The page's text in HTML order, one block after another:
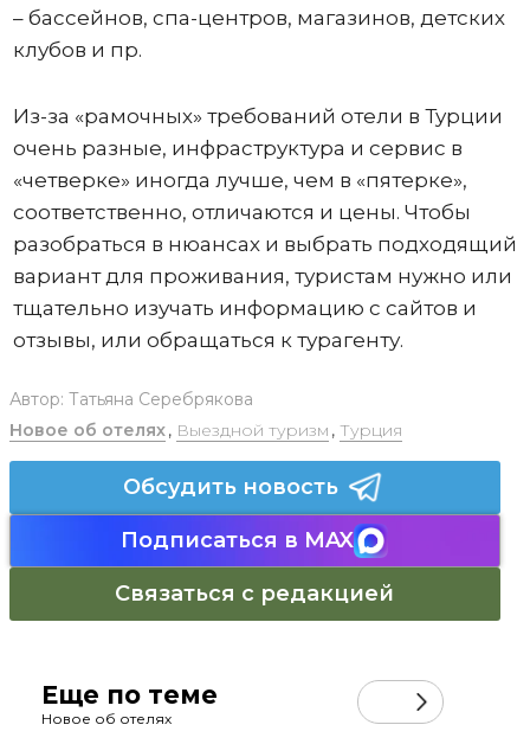
– бассейнов, спа-центров, магазинов, детских
клубов и пр.
Из-за «рамочных» требований отели в Турции
очень разные, инфраструктура и сервис в
«четверке» иногда лучше, чем в «пятерке»,
соответственно, отличаются и цены. Чтобы
разобраться в нюансах и выбрать подходящий
вариант для проживания, туристам нужно или
тщательно изучать информацию с сайтов и
отзывы, или обращаться к турагенту.
Автор: Татьяна Серебрякова
Новое об отелях, Выездной туризм , Турция
Обсудить новость
Подписаться в MAX
Связаться с редакцией
Еще по теме
Новое об отелях